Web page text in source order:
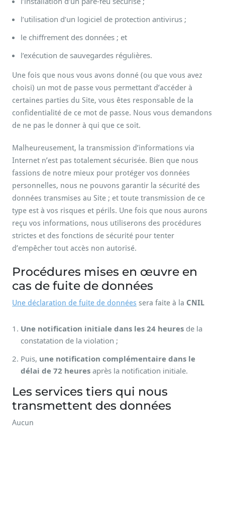
l’utilisation d’un logiciel de protection antivirus ;
le chiffrement des données ; et
l’exécution de sauvegardes régulières.
Une fois que nous vous avons donné (ou que vous avez
choisi) un mot de passe vous permettant d’accéder à
certaines parties du Site, vous êtes responsable de la
confidentialité de ce mot de passe. Nous vous demandons
de ne pas le donner à qui que ce soit.
Malheureusement, la transmission d’informations via
Internet n’est pas totalement sécurisée. Bien que nous
fassions de notre mieux pour protéger vos données
personnelles, nous ne pouvons garantir la sécurité des
données transmises au Site ; et toute transmission de ce
type est à vos risques et périls. Une fois que nous aurons
reçu vos informations, nous utiliserons des procédures
strictes et des fonctions de sécurité pour tenter
d’empêcher tout accès non autorisé.
Procédures mises en œuvre en
cas de fuite de données
Une déclaration de fuite de données sera faite à la CNIL
Une notification initiale dans les 24 heures de la
constatation de la violation ;
Puis, une notification complémentaire dans le
délai de 72 heures après la notification initiale.
Les services tiers qui nous
transmettent des données
Aucun